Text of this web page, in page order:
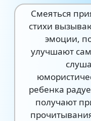
Смеяться
стихи
эмоции,
улучшают
ребенка
получают